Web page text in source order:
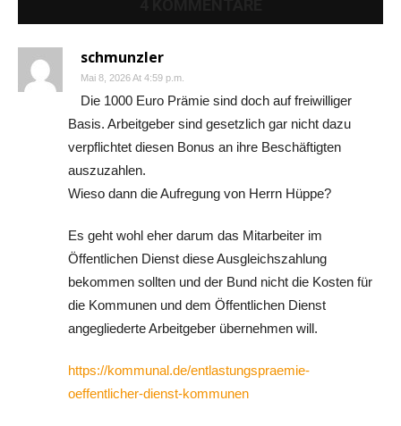
schmunzler
Mai 8, 2026 At 4:59 p.m.
Die 1000 Euro Prämie sind doch auf freiwilliger
Basis. Arbeitgeber sind gesetzlich gar nicht dazu
verpflichtet diesen Bonus an ihre Beschäftigten
auszuzahlen.
Wieso dann die Aufregung von Herrn Hüppe?
Es geht wohl eher darum das Mitarbeiter im
Öffentlichen Dienst diese Ausgleichszahlung
bekommen sollten und der Bund nicht die Kosten für
die Kommunen und dem Öffentlichen Dienst
angegliederte Arbeitgeber übernehmen will.
https://kommunal.de/entlastungspraemie-
oeffentlicher-dienst-kommunen